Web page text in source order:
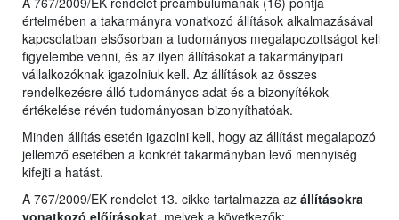
értelmében a takarmányra vonatkozó állítások alkalmazásával
kapcsolatban elsősorban a tudományos megalapozottságot kell
figyelembe venni, és az ilyen állításokat a takarmányipari
vállalkozóknak igazolniuk kell. Az állítások az összes
rendelkezésre álló tudományos adat és a bizonyítékok
értékelése révén tudományosan bizonyíthatóak.
Minden állítás esetén igazolni kell, hogy az állítást megalapozó
jellemző esetében a konkrét takarmányban levő mennyiség
kifejti a hatást.
A 767/2009/EK rendelet 13. cikke tartalmazza az állításokra